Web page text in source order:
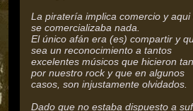
La piratería implica comercio y aqui
se comercializaba nada.
El único afán era (es) compartir y
sea un reconocimiento a tantos
excelentes músicos que hicieron
por nuestro rock y que en algunos
casos, son injustamente olvidados.
Dado que no estaba dispuesto a